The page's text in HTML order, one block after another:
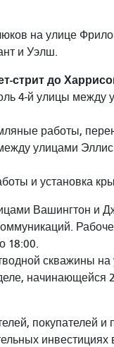
на улице
и Уэлш.
стрит до
4-й улицы
работы,
улицами
и установка
Вашингтон и
18:00.
скважины
начинающейся
покупателей